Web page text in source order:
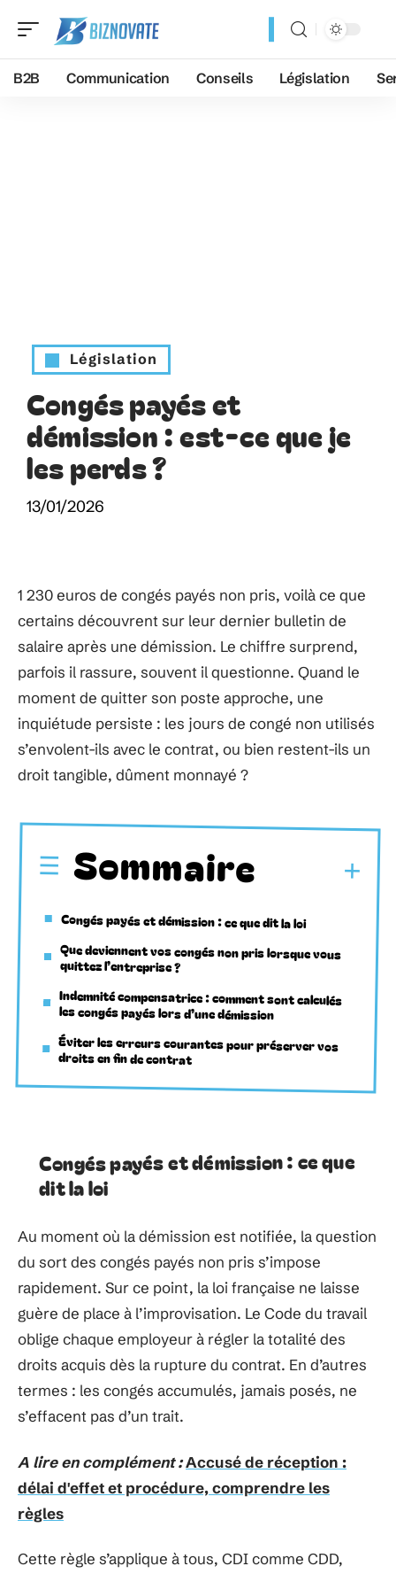
B2B Communication Conseils Législation
Législation
Congés payés et
démission : est-ce que je
les perds ?
13/01/2026
1 230 euros de congés payés non pris, voilà ce que
certains découvrent sur leur dernier bulletin de
salaire après une démission. Le chiffre surprend,
parfois il rassure, souvent il questionne. Quand le
moment de quitter son poste approche, une
inquiétude persiste : les jours de congé non utilisés
s’envolent-ils avec le contrat, ou bien restent-ils un
droit tangible, dûment monnayé ?
Sommaire
Congés payés et démission : ce que dit la loi
Que deviennent vos congés non pris lorsque vous
quittez l’entreprise ?
Indemnité compensatrice : comment sont calculés
les congés payés lors d’une démission
Éviter les erreurs courantes pour préserver vos
droits en fin de contrat
Congés payés et démission : ce que
dit la loi
Au moment où la démission est notifiée, la question
du sort des congés payés non pris s’impose
rapidement. Sur ce point, la loi française ne laisse
guère de place à l’improvisation. Le Code du travail
oblige chaque employeur à régler la totalité des
droits acquis dès la rupture du contrat. En d’autres
termes : les congés accumulés, jamais posés, ne
s’effacent pas d’un trait.
A lire en complément :Accusé de réception :
délai d'effet et procédure, comprendre les
règles
Cette règle s’applique à tous, CDI comme CDD,